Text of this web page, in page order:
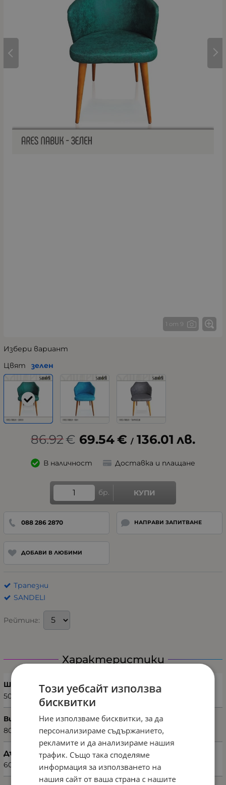
1 от 9
Избери вариант
Цвят
зелен
86.92€ 69.54€ / 136.01 лв.
В наличност Доставка и плащане
бр. КУПИ
088 286 2870 НАПРАВИ ЗАПИТВАНЕ
ДОБАВИ В ЛЮБИМИ
Трапезни
SANDELI
Рейтинг:
Характеристики
Ширина (см)
50
Височина (см)
80
Дълбочина (см)
60
Този уебсайт използва
бисквитки
Ние използваме бисквитки, за да
персонализираме съдържанието,
рекламите и да анализираме нашия
трафик. Също така споделяме
информация за използването на
нашия сайт от ваша страна с нашите